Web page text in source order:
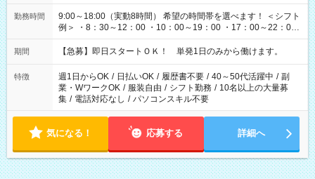
勤務時間
9:00～18:00（実動8時間） 希望の時間帯を選べます！ ＜シフト
例＞ ・8：30～12：00 ・10：00～19：00 ・17：00～22：00
・13：00～22：00 ・22：00～翌6：00 など
期間 【急募】即日スタートＯＫ！ 単発1日のみから働けます。
特徴 週1日からOK / 日払いOK / 履歴書不要 / 40～50代活躍中 / 副
業・WワークOK / 服装自由 / シフト勤務 / 10名以上の大量募
集 / 電話対応なし / パソコンスキル不要
気になる！ 応募する 詳細へ